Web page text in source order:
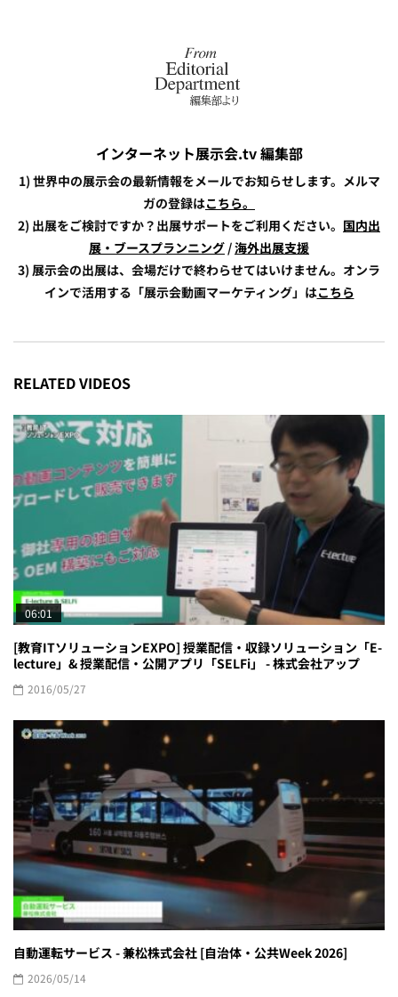
インターネット展示会.tv 編集部
1) 世界中の展示会の最新情報をメールでお知らせします。メルマ
ガの登録はこちら。
2) 出展をご検討ですか？出展サポートをご利用ください。 国内出
展・ブースプランニング /海外出展支援
3) 展示会の出展は、会場だけで終わらせてはいけません。オンラ
インで活用する「展示会動画マーケティング」はこちら
RELATED VIDEOS
06:01
[教育ITソリューションEXPO] 授業配信・収録ソリューション「E-
lecture」& 授業配信・公開アプリ「SELFi」 - 株式会社アップ
2016/05/27
自動運転サービス - 兼松株式会社 [自治体・公共Week 2026]
2026/05/14